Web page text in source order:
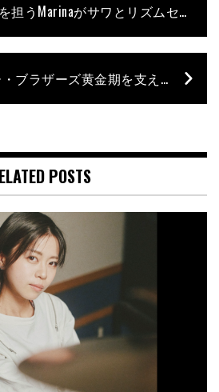
Aldiousのボトムを担うMarinaがサワとリズムセクション・セミナーを開催
【R.I.P.】ドゥービー・ブラザーズ黄金期を支えたジョン・ハートマン急逝
POSTS